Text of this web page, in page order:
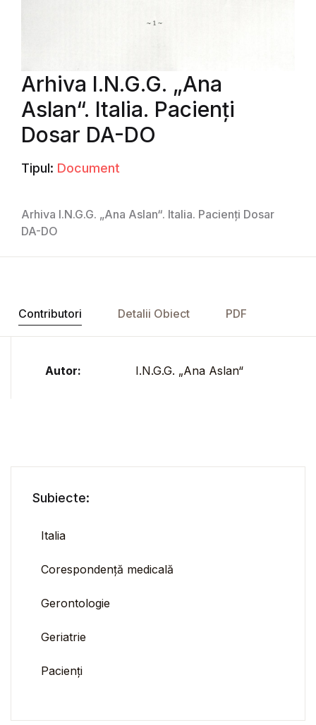
Arhiva I.N.G.G. „Ana
Aslan“. Italia. Pacienți
Dosar DA-DO
Tipul: Document
Arhiva I.N.G.G. „Ana Aslan“. Italia. Pacienți Dosar
DA-DO
Contributori Detalii Obiect PDF
Autor: I.N.G.G. „Ana Aslan“
Subiecte:
Italia
Corespondență medicală
Gerontologie
Geriatrie
Pacienți